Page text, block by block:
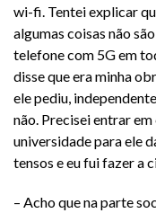
wi-fi. Tentei explicar
algumas coisas não
telefone com 5G em
disse que era minha
ele pediu,
não. Precisei entrar
universidade para ele
tensos e eu fui fazer a
– Acho que na parte